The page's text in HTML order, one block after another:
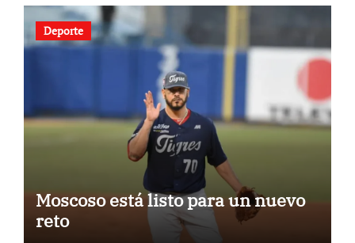
Deporte
Moscoso está listo para un nuevo
reto